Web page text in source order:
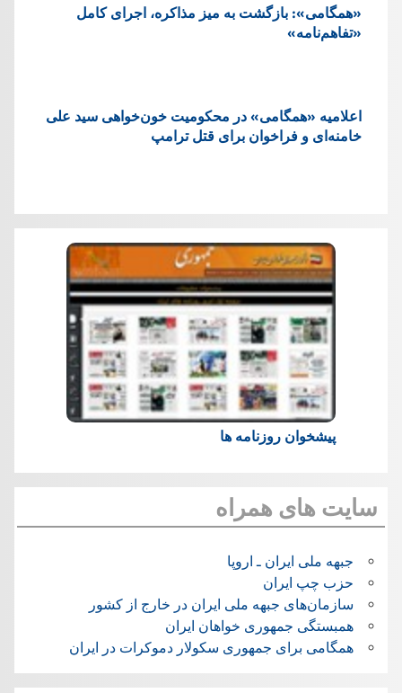
«همگامی»: بازگشت به میز مذاکره، اجرای کامل
«تفاهم‌نامه»
اعلامیه «همگامی» در محکومیت خون‌خواهی سید علی
خامنه‌ای و فراخوان برای قتل ترامپ
پیشخوان روزنامه ها
سایت های همراه
جبهه ملی ایران ـ اروپا
حزب چپ ایران
سازمان‌های جبهه ملی ایران در خارج از کشور
همبستگی جمهوری خواهان ایران
همگامی برای جمهوری سکولار دموکرات در ایران